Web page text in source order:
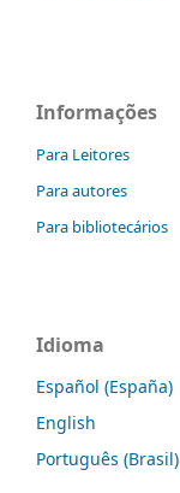
Informações
Para Leitores
Para autores
Para bibliotecários
Idioma
Español (España)
English
Português (Brasil)